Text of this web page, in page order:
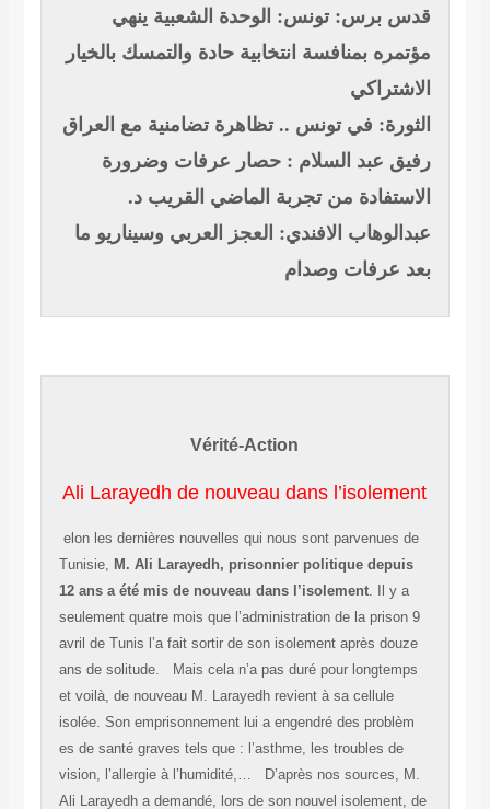
قدس برس: تونس: الوحدة الشعبية ينهي
مؤتمره بمنافسة انتخابية حادة والتمسك بالخيار
الاشتراكي
الثورة: في تونس .. تظاهرة تضامنية مع العراق
رفيق عبد السلام : حصار عرفات وضرورة
الاستفادة من تجربة الماضي القريب د.
عبدالوهاب الافندي: العجز العربي وسيناريو ما
بعد عرفات وصدام
Vérité-Action
Ali Larayedh de nouveau dans l’isolement
elon les dernières nouvelles qui nous sont parvenues de
Tunisie, M. Ali Larayedh, prisonnier politique depuis
12 ans a été mis de nouveau dans l’isolement. Il y a
seulement quatre mois que l’administration de la prison 9
avril de Tunis l’a fait sortir de son isolement après douze
ans de solitude. Mais cela n’a pas duré pour longtemps
et voilà, de nouveau M. Larayedh revient à sa cellule
isolée. Son emprisonnement lui a engendré des problèm
es de santé graves tels que : l’asthme, les troubles de
vision, l’allergie à l’humidité,… D’après nos sources, M.
Ali Larayedh a demandé, lors de son nouvel isolement, de